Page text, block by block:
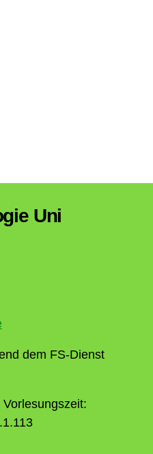
Uni
dem FS-Dienst